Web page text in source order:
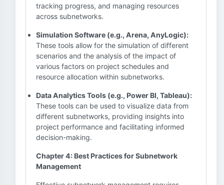
tracking progress, and managing resources
across subnetworks.
Simulation Software (e.g., Arena, AnyLogic):
These tools allow for the simulation of different
scenarios and the analysis of the impact of
various factors on project schedules and
resource allocation within subnetworks.
Data Analytics Tools (e.g., Power BI, Tableau):
These tools can be used to visualize data from
different subnetworks, providing insights into
project performance and facilitating informed
decision-making.
Chapter 4: Best Practices for Subnetwork
Management